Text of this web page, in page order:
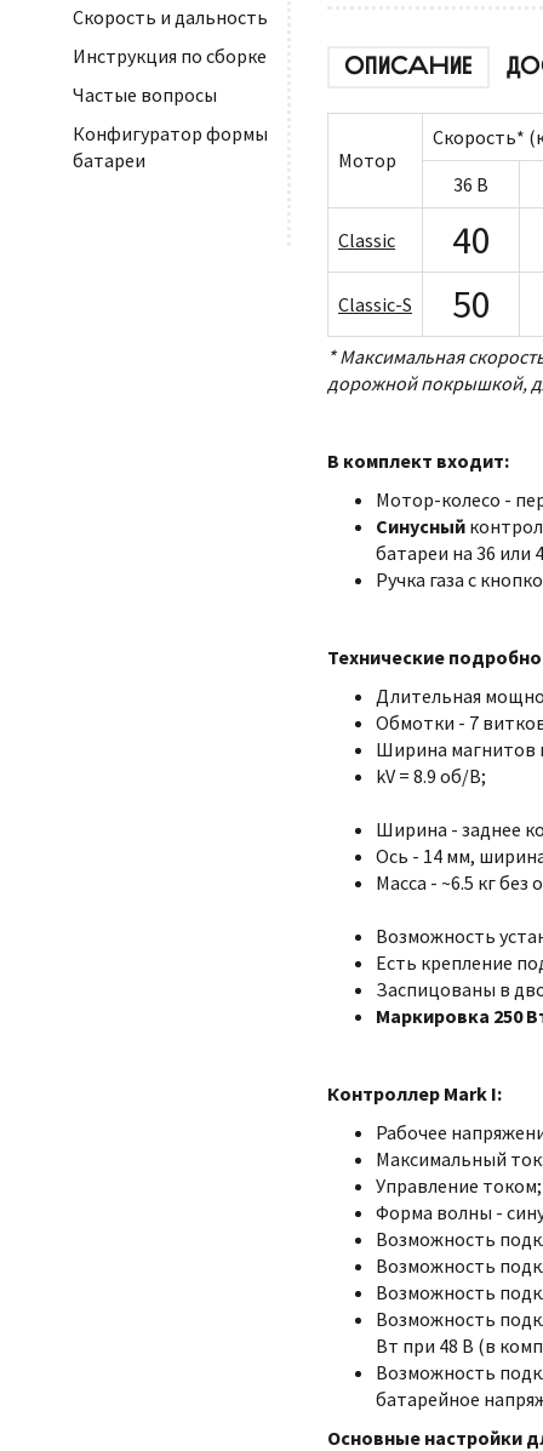
Скорость и дальность
Инструкция по сборке
Частые вопросы
Конфигуратор формы
батареи
ОПИСАНИЕ
Мотор
Скорость*
36 В
Classic 40
Classic-S 50
* Максимальная
дорожной покрышкой,
В комплект входит:
Мотор-колесо -
Синусный
батареи на 36 или
Ручка газа с
Технические
Длительная
Обмотки - 7
Ширина магнитов
kV = 8.9 об/В;
Ширина - заднее
Ось - 14 мм,
Масса - ~6.5 кг без
Возможность
Есть крепление
Заспицованы в
Маркировка 250
Контроллер Mark I:
Рабочее
Максимальный
Управление током;
Форма волны -
Возможность
Возможность
Возможность
Возможность
Вт при 48 В (в
Возможность
батарейное
Основные настройки